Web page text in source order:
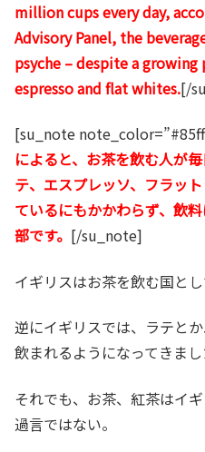
million cups every day,
Advisory Panel, the
psyche – despite a
espresso and flat whites.[/
[su_note
によると、お茶を飲む人が
テ、エスプレッソ、フラッ
ているにもかかわらず、飲
部です。 [/su_note]
イギリスはお茶を飲む国とし
逆にイギリスでは、ラテと
飲まれるようになってきまし
それでも、お茶、紅茶はイ
過言ではない。